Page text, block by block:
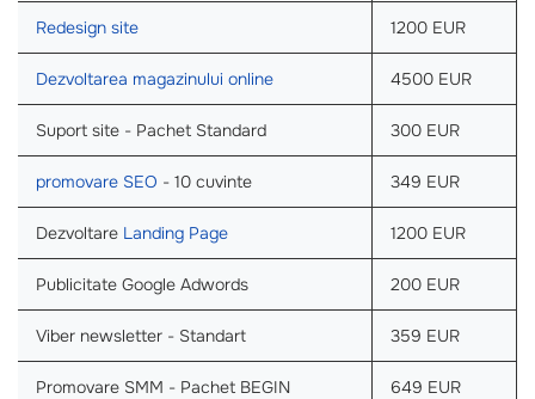
Redesign site 1200 EUR
Dezvoltarea magazinului online 4500 EUR
Suport site - Pachet Standard 300 EUR
promovare SEO - 10 cuvinte 349 EUR
Dezvoltare Landing Page 1200 EUR
Publicitate Google Adwords 200 EUR
Viber newsletter - Standart 359 EUR
Promovare SMM - Pachet BEGIN 649 EUR